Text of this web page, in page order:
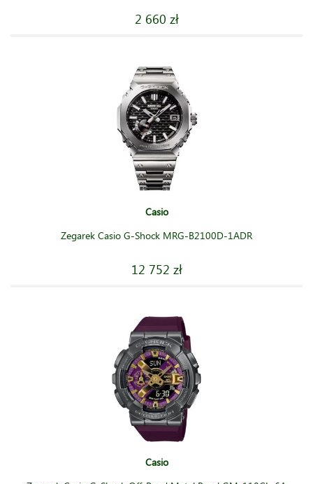
2 660 zł
Casio
Zegarek Casio G-Shock MRG-B2100D-1ADR
12 752 zł
Casio